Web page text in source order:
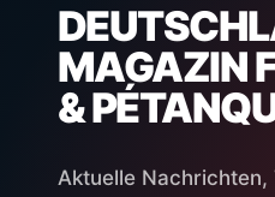
MAGAZIN
&
Aktuelle Nachrichten,